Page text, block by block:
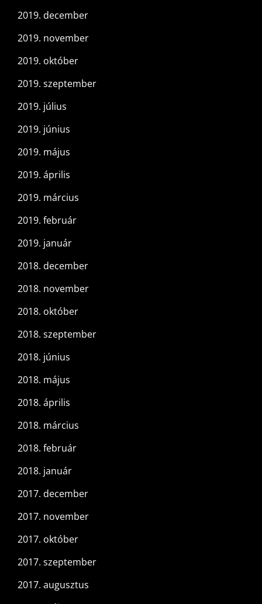
2019. december
2019. november
2019. október
2019. szeptember
2019. július
2019. június
2019. május
2019. április
2019. március
2019. február
2019. január
2018. december
2018. november
2018. október
2018. szeptember
2018. június
2018. május
2018. április
2018. március
2018. február
2018. január
2017. december
2017. november
2017. október
2017. szeptember
2017. augusztus